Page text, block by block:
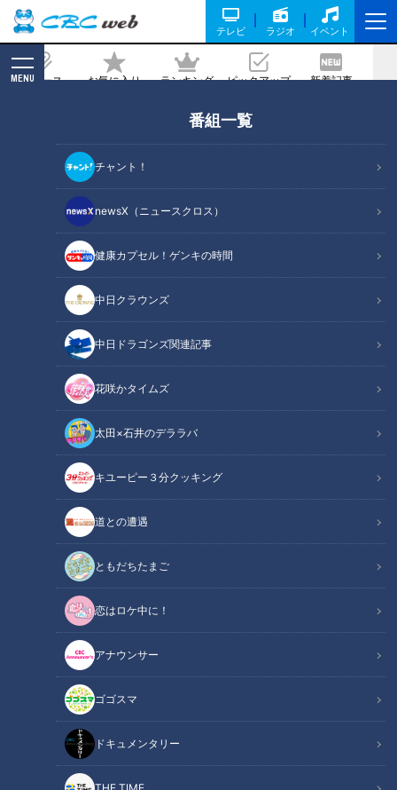
テレビ ラジオ イベント
ニュース お気に入り ランキング ピックアップ 新着記事
MENU
番組一覧
チャント！
newsX（ニュースクロス）
健康カプセル！ゲンキの時間
中日クラウンズ
中日ドラゴンズ関連記事
花咲かタイムズ
太田×石井のデララバ
キユーピー３分クッキング
道との遭遇
ともだちたまご
恋はロケ中に！
アナウンサー
ゴゴスマ
ドキュメンタリー
THE TIME,
素？鶴瓶「誰やこんなゲスト呼んだの！
笑」
2024/02/02 20:00
鶴瓶のスジナシ
「鶴瓶のスジナシ」動画
【2004年1月24日初回放送】
ゲストは俳優・蛭子能収。独特なキャラクターの蛭子を、鶴瓶
は「国民全員が優位に立つことができるキャラ」と表現。漫画
家として、またバラエティータレントとして大活躍中の蛭子だ
が、東京乾電池オフィスに所属しドラマや映画の出演も多い。
今回の設定は「深夜２時！」。スタジオには豪邸らしき立派な
家のリビングが作られている。鶴瓶が選んだ衣装はパジャマに
ガウン。蛭子は極普通のスーツ姿で登場（※ＨＰだけのココだ
け情報＝実は本番前、一旦は「スーツ（上）にパジャマ